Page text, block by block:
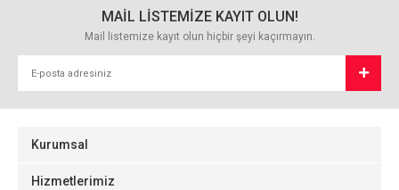
MAİL LİSTEMİZE KAYIT OLUN!
Mail listemize kayıt olun hiçbir şeyi kaçırmayın.
Kurumsal
Hizmetlerimiz